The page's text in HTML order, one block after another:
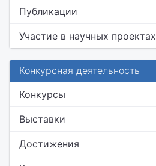
Публикации
Участие в научных проектах
Конкурсная деятельность
Конкурсы
Выставки
Достижения